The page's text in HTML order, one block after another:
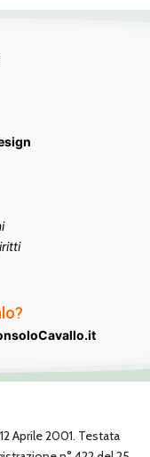
Aprile 2001. Testata